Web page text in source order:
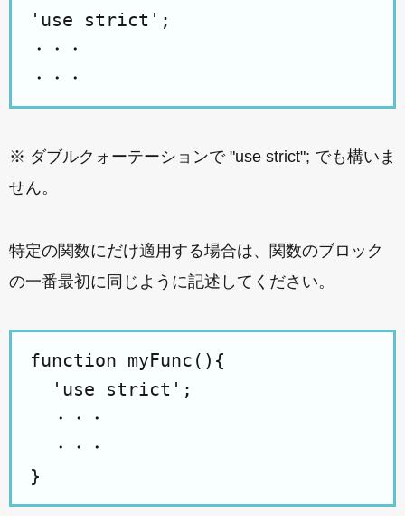
'use strict';
・・・
※ ダブルクォーテーションで "use strict"; でも構いま
せん。
特定の関数にだけ適用する場合は、関数のブロック
の一番最初に同じように記述してください。
function myFunc(){
  'use strict';
  ・・・
  ・・・